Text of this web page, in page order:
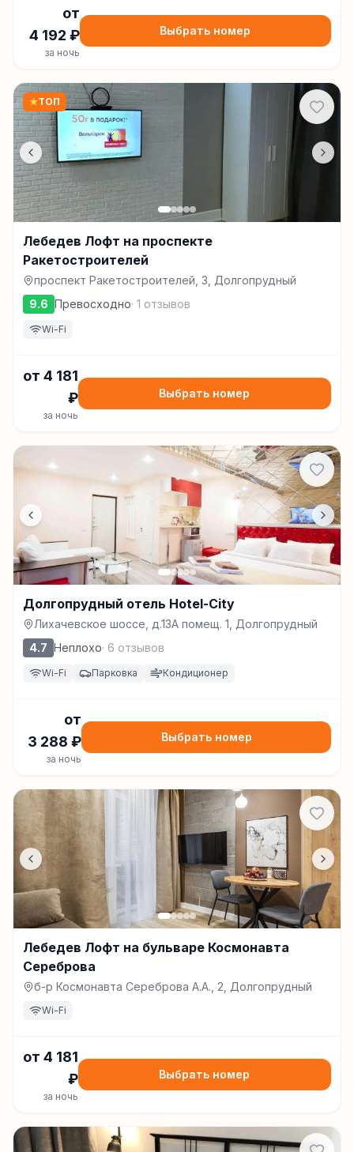
от
4 192 ₽
за ночь
Выбрать номер
★ТОП
Лебедев Лофт на проспекте
Ракетостроителей
проспект Ракетостроителей, 3, Долгопрудный
9.6 Превосходно· 1 отзывов
Wi-Fi
от 4 181
₽
за ночь
Выбрать номер
Долгопрудный отель Hotel-City
Лихачевское шоссе, д.13А помещ. 1, Долгопрудный
4.7 Неплохо· 6 отзывов
Wi-Fi Парковка Кондиционер
от
3 288 ₽
за ночь
Выбрать номер
Лебедев Лофт на бульваре Космонавта
Сереброва
б-р Космонавта Сереброва А.А., 2, Долгопрудный
Wi-Fi
от 4 181
₽
за ночь
Выбрать номер